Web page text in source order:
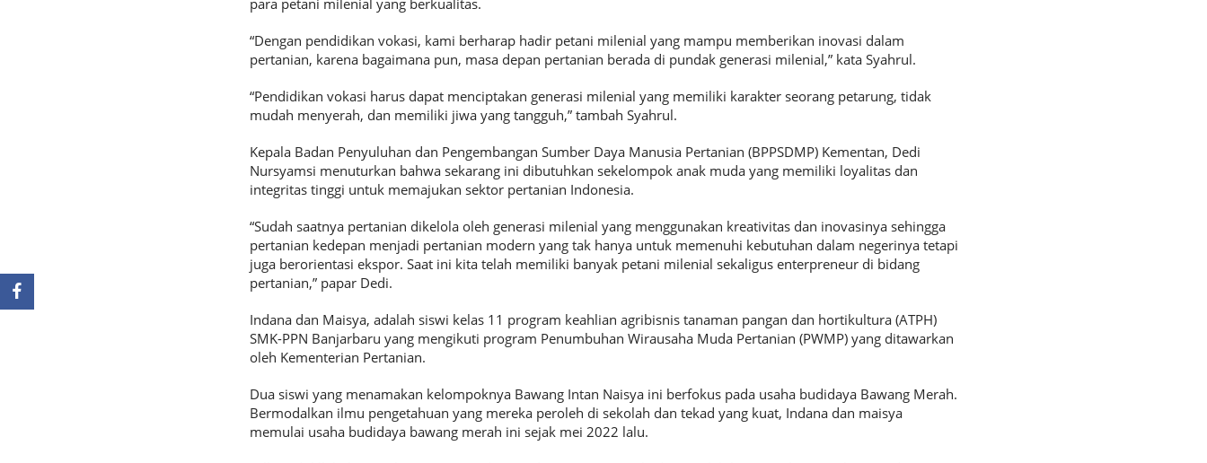
para petani milenial yang berkualitas.
“Dengan pendidikan vokasi, kami berharap hadir petani milenial yang mampu memberikan inovasi dalam
pertanian, karena bagaimana pun, masa depan pertanian berada di pundak generasi milenial,” kata Syahrul.
“Pendidikan vokasi harus dapat menciptakan generasi milenial yang memiliki karakter seorang petarung, tidak
mudah menyerah, dan memiliki jiwa yang tangguh,” tambah Syahrul.
Kepala Badan Penyuluhan dan Pengembangan Sumber Daya Manusia Pertanian (BPPSDMP) Kementan, Dedi
Nursyamsi menuturkan bahwa sekarang ini dibutuhkan sekelompok anak muda yang memiliki loyalitas dan
integritas tinggi untuk memajukan sektor pertanian Indonesia.
“Sudah saatnya pertanian dikelola oleh generasi milenial yang menggunakan kreativitas dan inovasinya sehingga
pertanian kedepan menjadi pertanian modern yang tak hanya untuk memenuhi kebutuhan dalam negerinya tetapi
juga berorientasi ekspor. Saat ini kita telah memiliki banyak petani milenial sekaligus enterpreneur di bidang
pertanian,” papar Dedi.
Indana dan Maisya, adalah siswi kelas 11 program keahlian agribisnis tanaman pangan dan hortikultura (ATPH)
SMK-PPN Banjarbaru yang mengikuti program Penumbuhan Wirausaha Muda Pertanian (PWMP) yang ditawarkan
oleh Kementerian Pertanian.
Dua siswi yang menamakan kelompoknya Bawang Intan Naisya ini berfokus pada usaha budidaya Bawang Merah.
Bermodalkan ilmu pengetahuan yang mereka peroleh di sekolah dan tekad yang kuat, Indana dan maisya
memulai usaha budidaya bawang merah ini sejak mei 2022 lalu.